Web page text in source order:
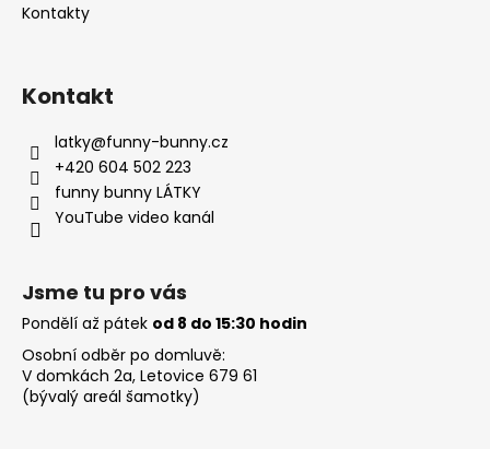
Kontakty
Kontakt
latky@funny-bunny.cz
+420 604 502 223
funny bunny LÁTKY
YouTube video kanál
Jsme tu pro vás
Pondělí až pátek od 8 do 15:30 hodin
Osobní odběr po domluvě:
V domkách 2a, Letovice 679 61
(bývalý areál šamotky)